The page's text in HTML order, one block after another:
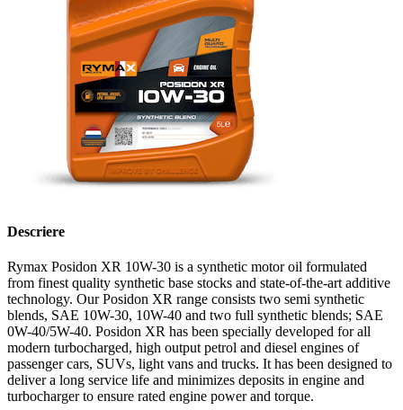
Descriere
Rymax Posidon XR 10W-30 is a synthetic motor oil formulated
from finest quality synthetic base stocks and state-of-the-art additive
technology. Our Posidon XR range consists two semi synthetic
blends, SAE 10W-30, 10W-40 and two full synthetic blends; SAE
0W-40/5W-40. Posidon XR has been specially developed for all
modern turbocharged, high output petrol and diesel engines of
passenger cars, SUVs, light vans and trucks. It has been designed to
deliver a long service life and minimizes deposits in engine and
turbocharger to ensure rated engine power and torque.